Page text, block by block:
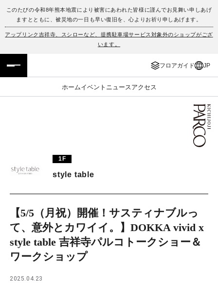
このたびの令和8年熊本地震により被害にあわれた皆様に謹んでお見舞い申しあげ
ますとともに、被災地の一日も早い復旧を、心よりお祈り申しあげます。
アップリンク吉祥寺、スシローなど、提携駐車場サービス対象外のショップがござ
います。
フロアガイド JP
ホームイベント ニュース アクセス
フロアガイド
イベント・ポップアップ
ニュース
PARCOメンバーズ
ENGLISH
簡体字
한국어
1F
style table
【5/5（月祝）開催！サスティナブルっ
て、意外とカワイイ。】DOKKA vivid x
style table 吉祥寺パルコトークショー＆
ワークショップ
2025.04.23